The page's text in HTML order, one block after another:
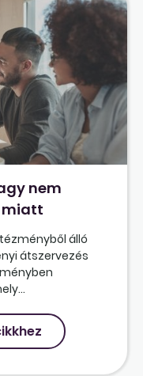
nem
miatt
álló
átszervezés